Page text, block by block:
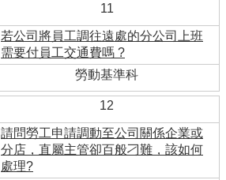
11
若公司將員工調往遠處的分公司上班
需要付員工交通費嗎 ?
勞動基準科
12
請問勞工申請調動至公司關係企業或
分店，直屬主管卻百般刁難，該如何
處理?